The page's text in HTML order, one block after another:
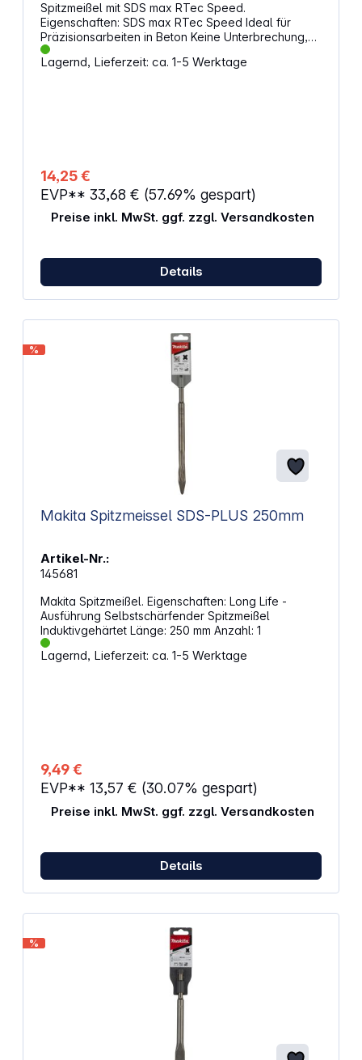
Spitzmeißel mit SDS max RTec Speed.
Eigenschaften: SDS max RTec Speed Ideal für
Präzisionsarbeiten in Beton Keine Unterbrechung,
weniger Verklemmen In sich gedrehte
selbstnachschärfende Spitze Breiterer
Lagernd, Lieferzeit: ca. 1-5 Werktage
14,25 €
EVP** 33,68 € (57.69% gespart)
Preise inkl. MwSt. ggf. zzgl. Versandkosten
Details
%
Makita Spitzmeissel SDS-PLUS 250mm
Artikel-Nr.:
145681
Makita Spitzmeißel. Eigenschaften: Long Life -
Ausführung Selbstschärfender Spitzmeißel
Lagernd, Lieferzeit: ca. 1-5 Werktage
9,49 €
EVP** 13,57 € (30.07% gespart)
Preise inkl. MwSt. ggf. zzgl. Versandkosten
Details
%